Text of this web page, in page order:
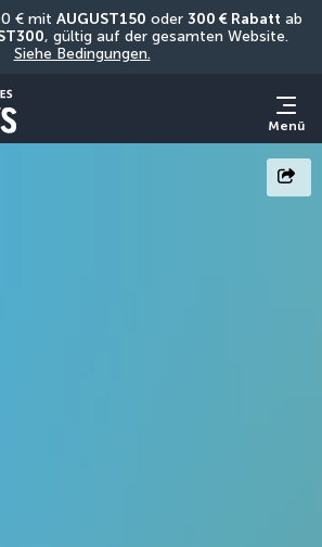
€ mit AUGUST150 oder 300 € Rabatt ab
Siehe Bedingungen.
Menü